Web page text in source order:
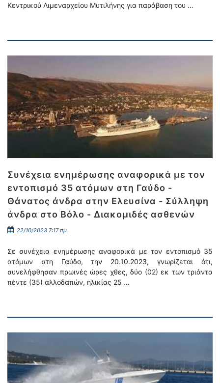
Κεντρικού Λιμεναρχείου Μυτιλήνης για παράβαση του …
Συνέχεια ενημέρωσης αναφορικά με τον
εντοπισμό 35 ατόμων στη Γαύδο -
Θάνατος άνδρα στην Ελευσίνα - Σύλληψη
άνδρα στο Βόλο - Διακομιδές ασθενών
22/10/2023 7:17 πμ.
Σε συνέχεια ενημέρωσης αναφορικά με τον εντοπισμό 35
ατόμων στη Γαύδο, την 20.10.2023, γνωρίζεται ότι,
συνελήφθησαν πρωινές ώρες χθες, δύο (02) εκ των τριάντα
πέντε (35) αλλοδαπών, ηλικίας 25 …